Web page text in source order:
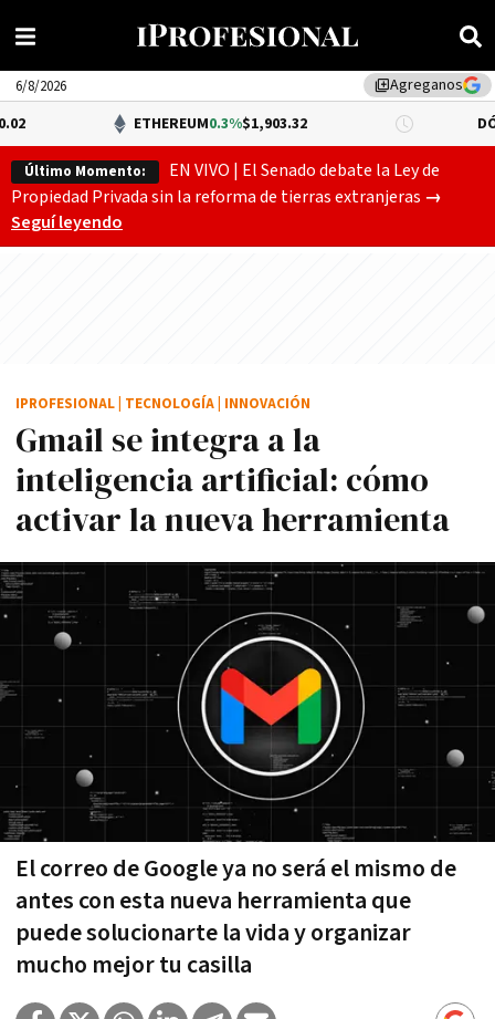
library_addAgreganos
6/8/2026
ETHEREUM 0.3%$1,903.32 DÓLAR BNA
Último Momento:
EN VIVO | El Senado debate la Ley de
Propiedad Privada sin la reforma de tierras extranjeras →
Seguí leyendo
Gmail se integra a la
inteligencia artificial: cómo
activar la nueva herramienta
El correo de Google ya no será el mismo de
antes con esta nueva herramienta que
puede solucionarte la vida y organizar
mucho mejor tu casilla
IPROFESIONAL TECNOLOGÍA INNOVACIÓN